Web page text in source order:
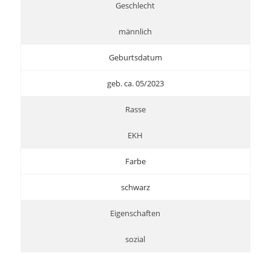
Geschlecht
männlich
Geburtsdatum
geb. ca. 05/2023
Rasse
EKH
Farbe
schwarz
Eigenschaften
sozial